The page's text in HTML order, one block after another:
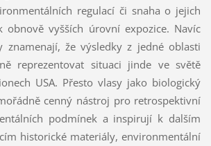
regulací či snaha o jejich
obnově vyšších úrovní expozice. Navíc
znamenají, že výsledky z jedné oblasti
reprezentovat situaci jinde ve světě
USA. Přesto vlasy jako biologický
cenný nástroj pro retrospektivní
podmínek a inspirují k dalším
historické materiály, environmentální